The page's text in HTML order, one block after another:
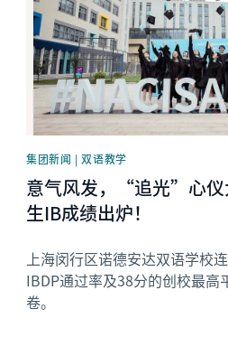
集团新闻 | 双语教学
意气风发，“追光”心仪
生IB成绩出炉！
上海闵行区诺德安达双语学校
IBDP通过率及38分的创校最高
卷。